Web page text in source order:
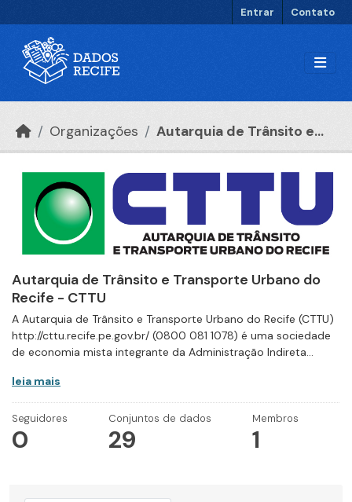
Entrar Contato
Organizações Autarquia de Trânsito e...
Autarquia de Trânsito e Transporte Urbano do
Recife - CTTU
A Autarquia de Trânsito e Transporte Urbano do Recife (CTTU)
http://cttu.recife.pe.gov.br/ (0800 081 1078) é uma sociedade
de economia mista integrante da Administração Indireta...
leia mais
Seguidores
0
Conjuntos de dados
29
Membros
1